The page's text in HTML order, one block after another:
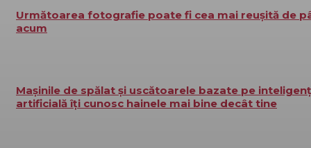
Următoarea fotografie poate fi cea mai reușită de
acum
Mașinile de spălat și uscătoarele bazate pe
artificială îți cunosc hainele mai bine decât tine